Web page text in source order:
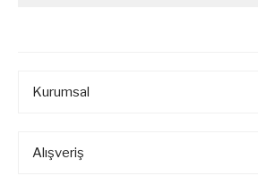
Kurumsal
Alışveriş